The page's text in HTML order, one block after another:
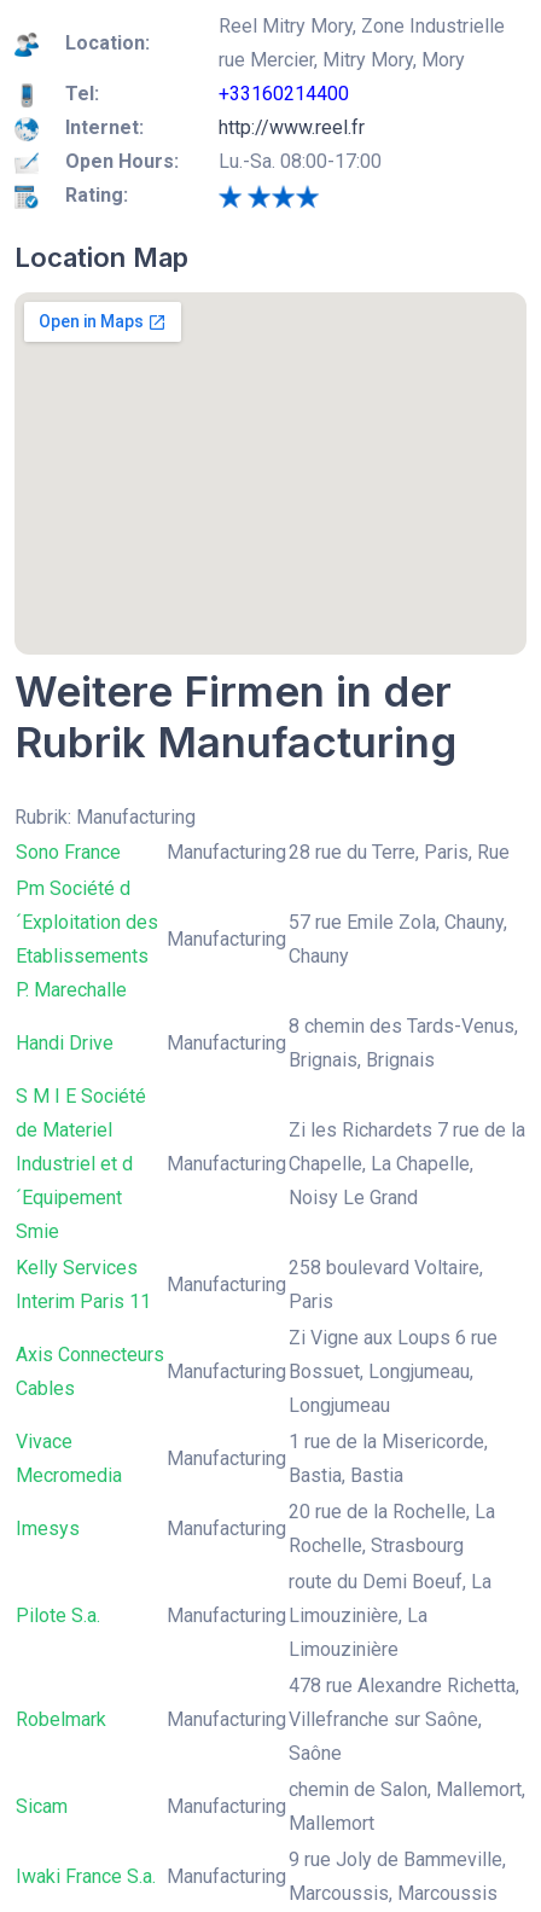
Location:
Reel Mitry Mory, Zone Industrielle
rue Mercier, Mitry Mory, Mory
Tel:
+33160214400
Internet:
http://www.reel.fr
Open Hours:
Lu.-Sa. 08:00-17:00
Rating:
Location Map
Weitere Firmen in der
Rubrik Manufacturing
Rubrik: Manufacturing
Sono France
Manufacturing28 rue du Terre, Paris, Rue
Pm Société d
´Exploitation des
Etablissements
P. Marechalle
Manufacturing
57 rue Emile Zola, Chauny,
Chauny
Handi Drive Manufacturing
8 chemin des Tards-Venus,
Brignais, Brignais
S M I E Société
de Materiel
Industriel et d
´Equipement
Smie
Manufacturing
Zi les Richardets 7 rue de la
Chapelle, La Chapelle,
Noisy Le Grand
Kelly Services
Interim Paris 11
Manufacturing
258 boulevard Voltaire,
Paris
Axis Connecteurs
Cables
Manufacturing
Zi Vigne aux Loups 6 rue
Bossuet, Longjumeau,
Longjumeau
Vivace
Mecromedia
Manufacturing
1 rue de la Misericorde,
Bastia, Bastia
Imesys Manufacturing
20 rue de la Rochelle, La
Rochelle, Strasbourg
Pilote S.a. Manufacturing
route du Demi Boeuf, La
Limouzinière, La
Limouzinière
Robelmark Manufacturing
478 rue Alexandre Richetta,
Villefranche sur Saône,
Saône
Sicam Manufacturing
chemin de Salon, Mallemort,
Mallemort
Iwaki France S.a. Manufacturing
9 rue Joly de Bammeville,
Marcoussis, Marcoussis